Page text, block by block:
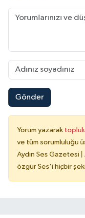
Gönder
Yorum yazarak
ve tüm sorumluluğu
Aydın Ses Gazetesi |
özgür Ses'i hiçbir